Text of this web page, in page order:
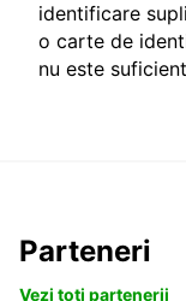
identificare
o carte de
nu este
Parteneri
Vezi toți partenerii